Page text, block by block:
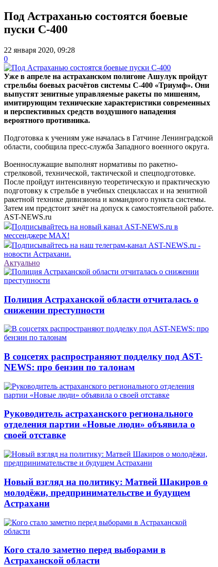
Под Астраханью состоятся боевые
пуски С-400
22 января 2020, 09:28
0
Уже в апреле на астраханском полигоне Ашулук пройдут
стрельбы боевых расчётов системы С-400 «Триумф». Они
выпустят зенитные управляемые ракеты по мишеням,
имитирующим технические характеристики современных
и перспективных средств воздушного нападения
вероятного противника.
Подготовка к учениям уже началась в Гатчине Ленинградской
области, сообщила пресс-служба Западного военного округа.
Военнослужащие выполнят нормативы по ракетно-
стрелковой, технической, тактической и спецподготовке.
После пройдут интенсивную теоретическую и практическую
подготовку к стрельбе в учебных спецклассах и на зенитной
ракетной технике дивизиона и командного пункта системы.
Затем им предстоит зачёт на допуск к самостоятельной работе.
AST-NEWS.ru
Подписывайтесь на новый канал AST-NEWS.ru в
мессенджере MAX!
Подписывайтесь на наш телеграм-канал AST-NEWS.ru -
новости Астрахани.
Актуально
Полиция Астраханской области отчиталась о
снижении преступности
В соцсетях распространяют подделку под AST-
NEWS: про бензин по талонам
Руководитель астраханского регионального
отделения партии «Новые люди» объявила о
своей отставке
Новый взгляд на политику: Матвей Шакиров о
молодёжи, предпринимательстве и будущем
Астрахани
Кого стало заметно перед выборами в
Астраханской области